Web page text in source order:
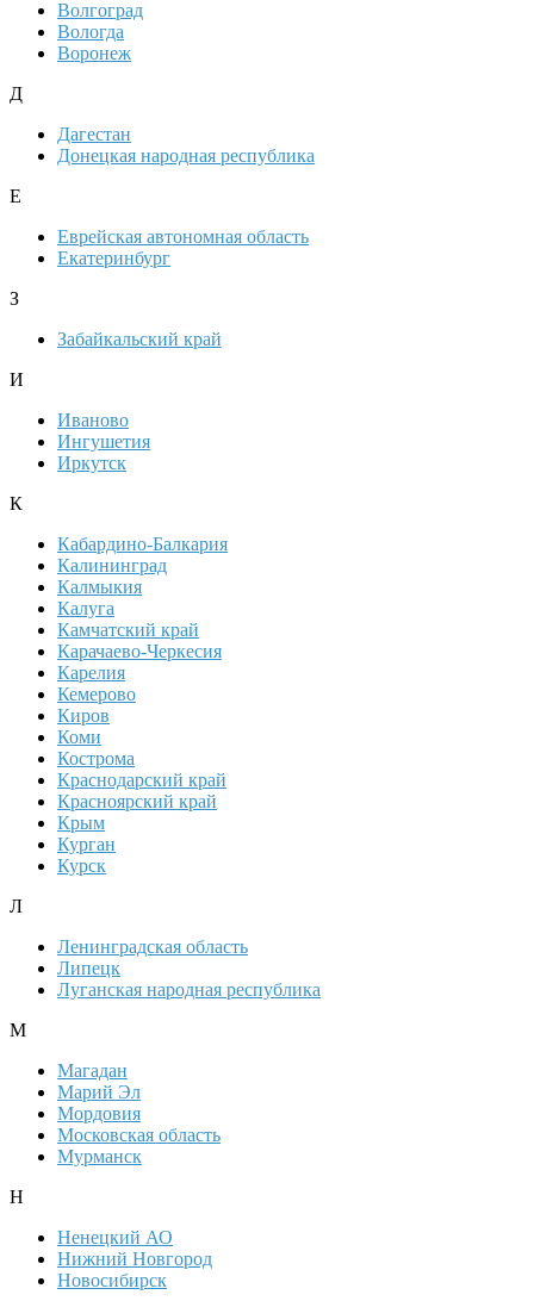
Волгоград
Вологда
Воронеж
Д
Дагестан
Донецкая народная республика
Е
Еврейская автономная область
Екатеринбург
З
Забайкальский край
И
Иваново
Ингушетия
Иркутск
К
Кабардино-Балкария
Калининград
Калмыкия
Калуга
Камчатский край
Карачаево-Черкесия
Карелия
Кемерово
Киров
Коми
Кострома
Краснодарский край
Красноярский край
Крым
Курган
Курск
Л
Ленинградская область
Липецк
Луганская народная республика
М
Магадан
Марий Эл
Мордовия
Московская область
Мурманск
Н
Ненецкий АО
Нижний Новгород
Новосибирск